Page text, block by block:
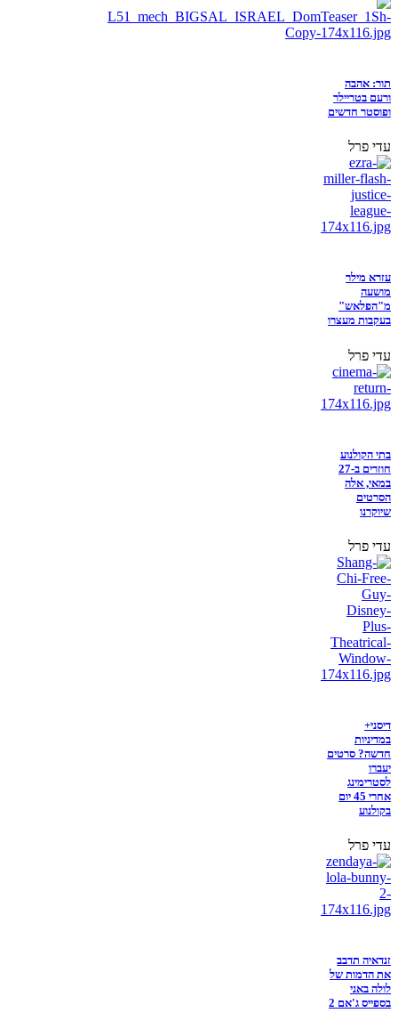
תור: אהבה
ורעם בטריילר
ופוסטר חדשים
עדי פרל
עזרא מילר
מושעה
מ"הפלאש"
בעקבות מעצרו
עדי פרל
בתי הקולנוע
חוזרים ב-27
במאי, אלה
הסרטים
שיוקרנו
עדי פרל
דיסני+
במדיניות
חדשה? סרטים
יעברו
לסטרימינג
אחרי 45 יום
בקולנוע
עדי פרל
זנדאיה תדבב
את הדמות של
לולה באני
בספייס ג'אם 2